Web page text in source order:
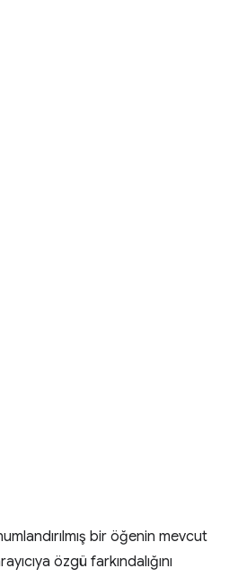
bir öğenin mevcut
özgü farkındalığını